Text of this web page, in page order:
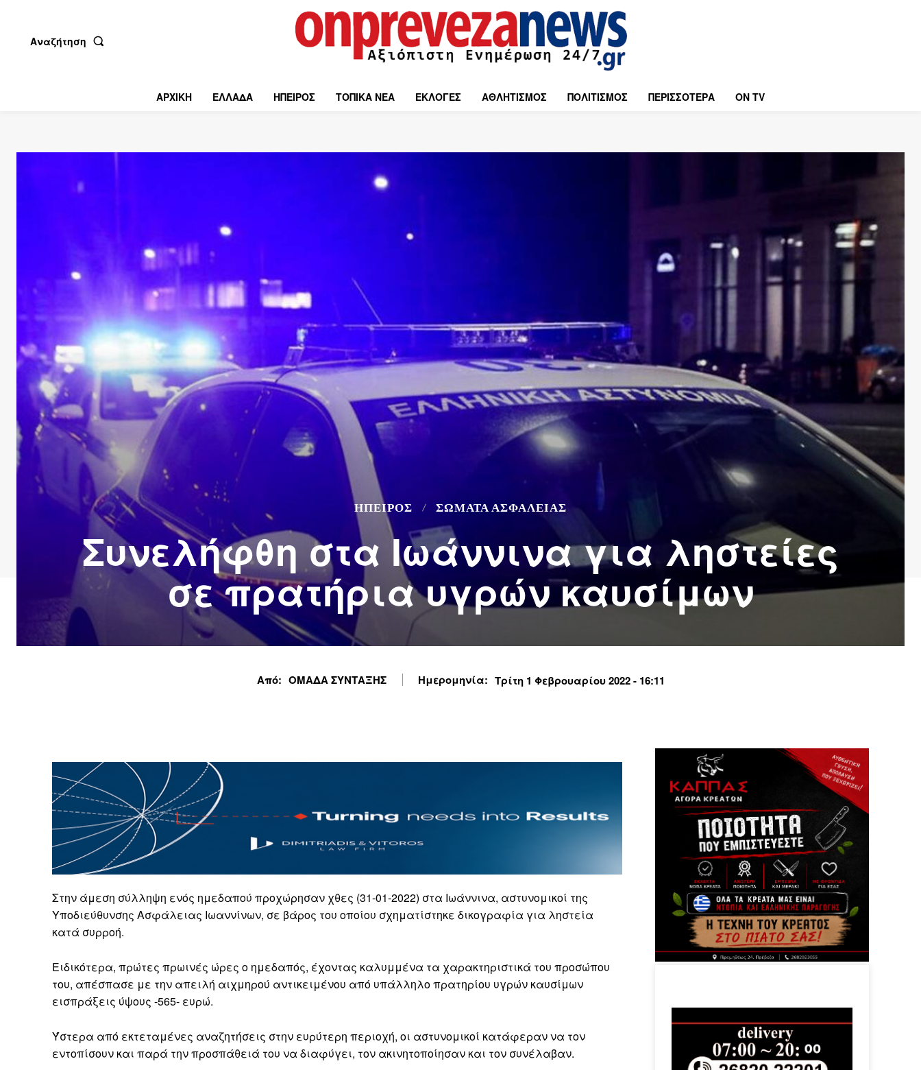
Αναζήτηση
ΑΡΧΙΚΗ ΕΛΛΑΔΑ ΗΠΕΙΡΟΣ ΤΟΠΙΚΑ ΝΕΑ ΕΚΛΟΓΕΣ ΑΘΛΗΤΙΣΜΟΣ ΠΟΛΙΤΙΣΜΟΣ ΠΕΡΙΣΣΟΤΕΡΑ ON TV
ΉΠΕΙΡΟΣ ΣΩΜΑΤΑ ΑΣΦΑΛΕΙΑΣ
Συνελήφθη στα Ιωάννινα για ληστείες
σε πρατήρια υγρών καυσίμων
Από: ΟΜΑΔΑ ΣΥΝΤΑΞΗΣ Ημερομηνία: Τρίτη 1 Φεβρουαρίου 2022 - 16:11
Στην άμεση σύλληψη ενός ημεδαπού προχώρησαν χθες (31-01-2022) στα Ιωάννινα, αστυνομικοί της
Υποδιεύθυνσης Ασφάλειας Ιωαννίνων, σε βάρος του οποίου σχηματίστηκε δικογραφία για ληστεία
κατά συρροή.
Ειδικότερα, πρώτες πρωινές ώρες ο ημεδαπός, έχοντας καλυμμένα τα χαρακτηριστικά του προσώπου
του, απέσπασε με την απειλή αιχμηρού αντικειμένου από υπάλληλο πρατηρίου υγρών καυσίμων
εισπράξεις ύψους -565- ευρώ.
Ύστερα από εκτεταμένες αναζητήσεις στην ευρύτερη περιοχή, οι αστυνομικοί κατάφεραν να τον
εντοπίσουν και παρά την προσπάθειά του να διαφύγει, τον ακινητοποίησαν και τον συνέλαβαν.